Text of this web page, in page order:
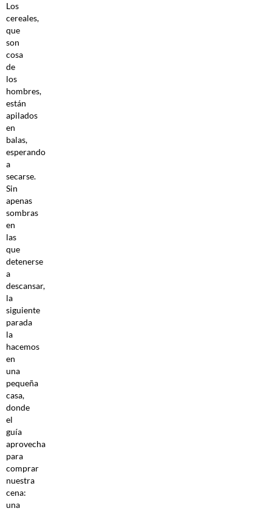
Los
cereales,
que
son
cosa
de
los
hombres,
están
apilados
en
balas,
esperando
a
secarse.
Sin
apenas
sombras
en
las
que
detenerse
a
descansar,
la
siguiente
parada
la
hacemos
en
una
pequeña
casa,
donde
el
guía
aprovecha
para
comprar
nuestra
cena:
una